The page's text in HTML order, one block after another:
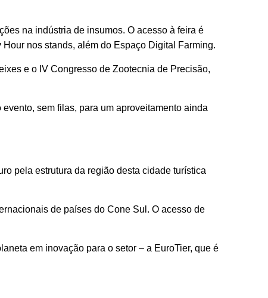
na indústria de insumos. O acesso à feira é
nos stands, além do Espaço Digital Farming.
e o IV Congresso de Zootecnia de Precisão,
sem filas, para um aproveitamento ainda
pela estrutura da região desta cidade turística
de países do Cone Sul. O acesso de
em inovação para o setor – a EuroTier, que é